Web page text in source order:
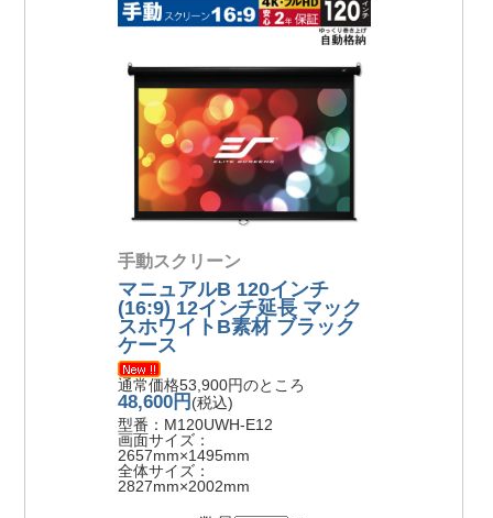
手動スクリーン
マニュアルB 120インチ
(16:9) 12インチ延長 マック
スホワイトB素材 ブラック
ケース
通常価格53,900円のところ
48,600円 (税込)
型番：M120UWH-E12
画面サイズ：
2657mm×1495mm
全体サイズ：
2827mm×2002mm